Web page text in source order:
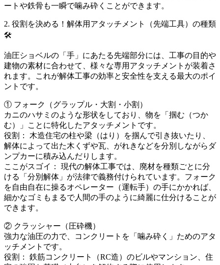
ートや鉄骨も一瞬で噛み砕くことができます。
2. 役割を決める！解体用アタッチメント（先端工具）の種類
🛠️
油圧ショベルの「手」にあたる先端部分には、工事の目的や
建物の素材に合わせて、様々な専用アタッチメントが装着さ
れます。これが解体工事の効率と安全性を支える最大のポイ
ントです。
① フォーク（グラップル・大割・小割）
カニのハサミのような形状をしており、物を「掴む（つか
む）」ことに特化したアタッチメントです。
役割： 木造住宅の柱や梁（はり）を掴んで引き抜いたり、
解体によって出た木くずや瓦、がれきなどを分別しながらダ
ンプカーに積み込んだりします。
ここがスゴイ： 現代の解体工事では、廃材を種類ごとに分
ける「分別解体」が法律で義務付けられています。フォーク
を自由自在に操るオペレーター（運転手）の手にかかれば、
細かなゴミもまるで人間の手のように綺麗に仕分けることが
できます。
② クラッシャー（圧砕機）
強力な油圧の力で、コンクリートを「噛み砕く」ためのアタ
ッチメントです。
役割： 鉄筋コンクリート（RC造）のビルやマンション、住